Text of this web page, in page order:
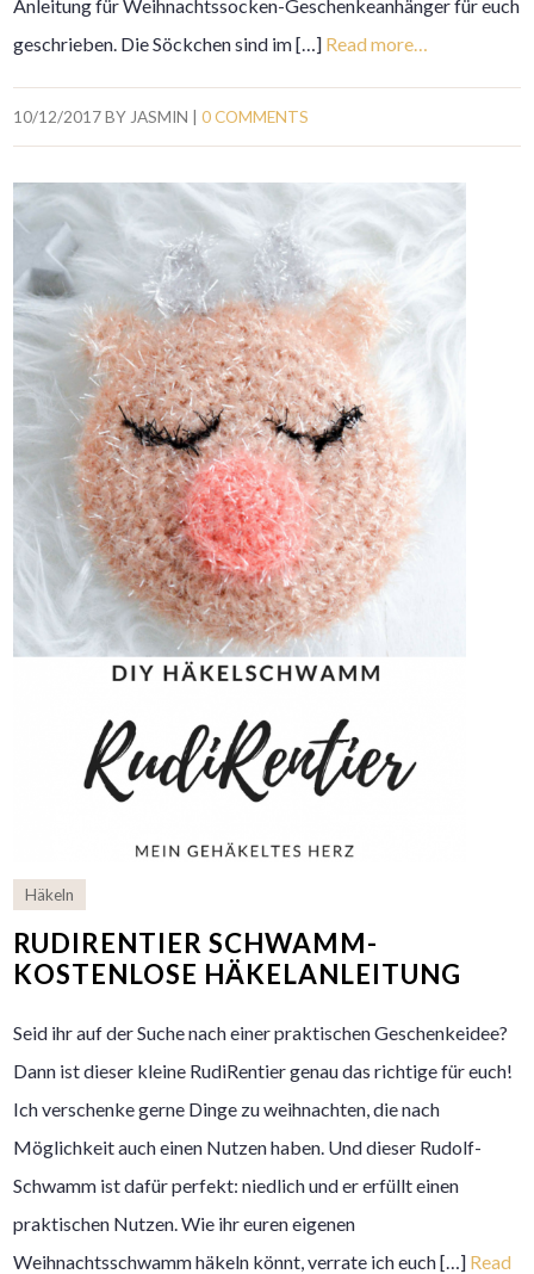
Anleitung für Weihnachtssocken-Geschenkeanhänger für euch
geschrieben. Die Söckchen sind im […] Read more…
10/12/2017BY JASMIN |0 COMMENTS
Häkeln
RUDIRENTIER SCHWAMM-
KOSTENLOSE HÄKELANLEITUNG
Seid ihr auf der Suche nach einer praktischen Geschenkeidee?
Dann ist dieser kleine RudiRentier genau das richtige für euch!
Ich verschenke gerne Dinge zu weihnachten, die nach
Möglichkeit auch einen Nutzen haben. Und dieser Rudolf-
Schwamm ist dafür perfekt: niedlich und er erfüllt einen
praktischen Nutzen. Wie ihr euren eigenen
Weihnachtsschwamm häkeln könnt, verrate ich euch […] Read